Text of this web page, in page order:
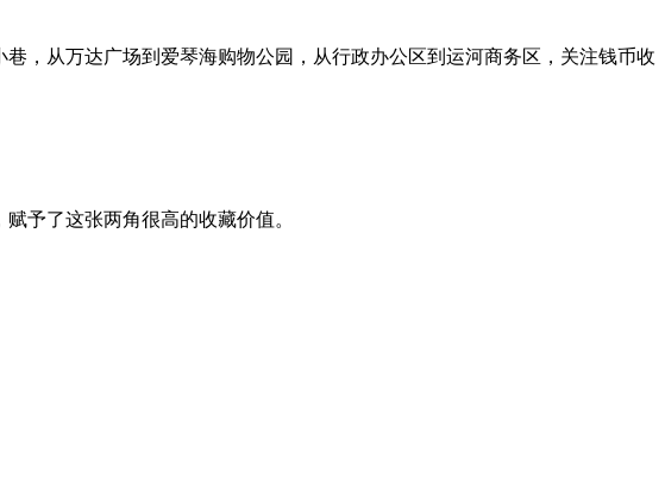
，从万达广场到爱琴海购物公园，从行政办公区到运河商务区，关注钱币收
予了这张两角很高的收藏价值。